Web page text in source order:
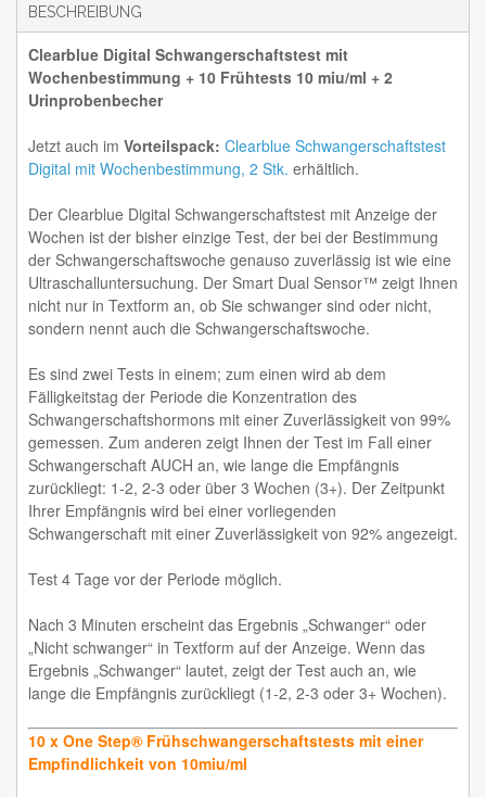
BESCHREIBUNG
Clearblue Digital Schwangerschaftstest mit
Wochenbestimmung + 10 Frühtests 10 miu/ml + 2
Urinprobenbecher
Jetzt auch im Vorteilspack: Clearblue Schwangerschaftstest
Digital mit Wochenbestimmung, 2 Stk. erhältlich.
Der Clearblue Digital Schwangerschaftstest mit Anzeige der
Wochen ist der bisher einzige Test, der bei der Bestimmung
der Schwangerschaftswoche genauso zuverlässig ist wie eine
Ultraschalluntersuchung. Der Smart Dual Sensor™ zeigt Ihnen
nicht nur in Textform an, ob Sie schwanger sind oder nicht,
sondern nennt auch die Schwangerschaftswoche.
Es sind zwei Tests in einem; zum einen wird ab dem
Fälligkeitstag der Periode die Konzentration des
Schwangerschaftshormons mit einer Zuverlässigkeit von 99%
gemessen. Zum anderen zeigt Ihnen der Test im Fall einer
Schwangerschaft AUCH an, wie lange die Empfängnis
zurückliegt: 1-2, 2-3 oder über 3 Wochen (3+). Der Zeitpunkt
Ihrer Empfängnis wird bei einer vorliegenden
Schwangerschaft mit einer Zuverlässigkeit von 92% angezeigt.
Test 4 Tage vor der Periode möglich.
Nach 3 Minuten erscheint das Ergebnis „Schwanger“ oder
„Nicht schwanger“ in Textform auf der Anzeige. Wenn das
Ergebnis „Schwanger“ lautet, zeigt der Test auch an, wie
lange die Empfängnis zurückliegt (1-2, 2-3 oder 3+ Wochen).
10 x One Step® Frühschwangerschaftstests mit einer
Empfindlichkeit von 10miu/ml